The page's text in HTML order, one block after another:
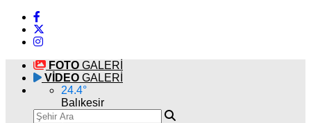
FOTO GALERİ
VİDEO GALERİ
24.4°
Balıkesir